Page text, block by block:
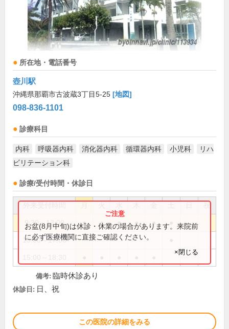
所在地・電話番号
壺川駅
沖縄県那覇市古波蔵3丁目5-25 [地図]
098-836-1101
診療科目
内科 呼吸器内科 消化器内科 循環器内科 小児科
リハ
ビリテーション科
診療/受付時間・休診日
祝
9:30～13:00 ● ● ● ● ●
15:00～17:00
お盆(8月中旬)は休診・休業の場合があります。来院前
に必ず医療機関に直接ご確認ください。
×閉じる
備考: 臨時休診あり
休診日: 日、祝
この医院の詳細をみる